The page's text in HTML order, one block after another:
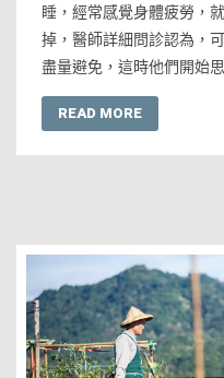
睡，經常感覺身體疲勞，
掉，醫師詳細問診認為，
盡量避免，這時他們開始
READ MORE